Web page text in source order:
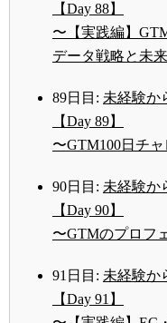
【Day 88】
〜【実践編】
データ戦略と未
89日目: 未経験か
【Day 89】
〜GTM100日チ
90日目: 未経験か
【Day 90】
〜GTMのプロフ
91日目: 未経験か
【Day 91】